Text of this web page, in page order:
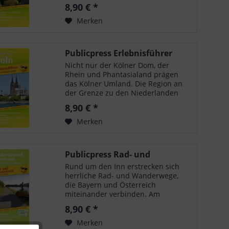
Erzählungen. Hier entdeckt man
das Dornröschenschloss Sababurg,
8,90 € *
Merken
Publicpress Erlebnisführer
Rund um Köln 1:150.000
Nicht nur der Kölner Dom, der
Rhein und Phantasialand prägen
das Kölner Umland. Die Region an
der Grenze zu den Niederlanden
und Belgien bietet zahlreiche
faszinierende Sehenswürdigkeiten,
einmalige Landschaft und Museen.
8,90 € *
Merken
Publicpress Rad- und
Wanderkarte Bäder-
Dreieck,...
Rund um den Inn erstrecken sich
herrliche Rad- und Wanderwege,
die Bayern und Österreich
miteinander verbinden. Am
Wegesrand liegen Kurstädte wie
Bad Birnbach, Bad Füssing und
Bad Griesbach, die zu
8,90 € *
Merken